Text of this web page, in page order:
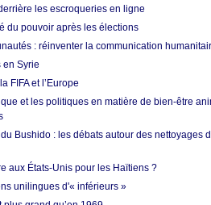
les escroqueries en ligne
du pouvoir après les élections
: réinventer la communication
en Syrie
FIFA et l’Europe
et les politiques en matière de bien-être
Bushido : les débats autour des nettoyages
aux États-Unis pour les Haïtiens ?
unilingues d'« inférieurs »